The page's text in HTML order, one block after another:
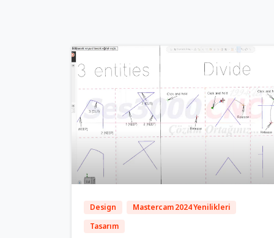
Design
Mastercam 2024 Yenilikleri
Tasarım